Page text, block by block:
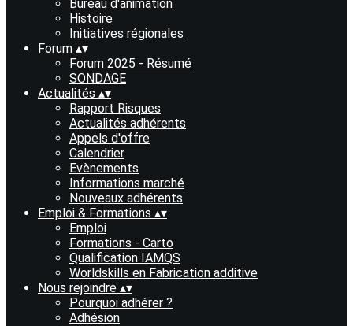
Bureau d'animation
Histoire
Initiatives régionales
Forum ▴▾
Forum 2025 - Résumé
SONDAGE
Actualités ▴▾
Rapport Risques
Actualités adhérents
Appels d'offre
Calendrier
Evènements
Informations marché
Nouveaux adhérents
Emploi & Formations ▴▾
Emploi
Formations - Carto
Qualification IAMQS
Worldskills en Fabrication additive
Nous rejoindre ▴▾
Pourquoi adhérer ?
Adhésion